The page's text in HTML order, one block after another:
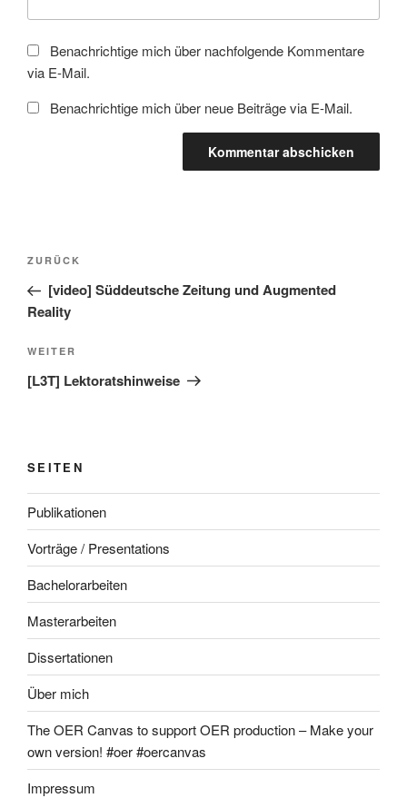
Benachrichtige mich über nachfolgende Kommentare
via E-Mail.
Benachrichtige mich über neue Beiträge via E-Mail.
Beitragsnavigation
Vorheriger
Beitrag
ZURÜCK
[video] Süddeutsche Zeitung und Augmented
Reality
Nächster
Beitrag
WEITER
[L3T] Lektoratshinweise
SEITEN
Publikationen
Vorträge / Presentations
Bachelorarbeiten
Masterarbeiten
Dissertationen
Über mich
The OER Canvas to support OER production – Make your
own version! #oer #oercanvas
Impressum